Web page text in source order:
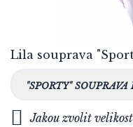
Lila souprava
"SPORTY"
Jakou zvolit